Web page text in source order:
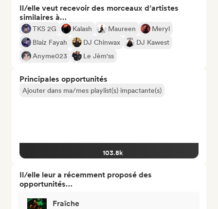
Il/elle veut recevoir des morceaux d’artistes
similaires à…
TKS 2G Kalash Maureen
Meryl
Blaiz Fayah
DJ Chinwax
DJ Kawest
Anyme023
Le Jèm'ss
Principales opportunités
Ajouter dans ma/mes playlist(s) impactante(s)
103.8k
Il/elle leur a récemment proposé des
opportunités…
Fraîche